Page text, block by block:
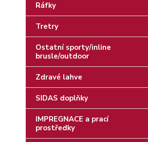
Ráfky
Tretry
Ostatní sporty/inline
brusle/outdoor
Zdravé lahve
SIDAS doplňky
IMPREGNACE a prací
prostředky